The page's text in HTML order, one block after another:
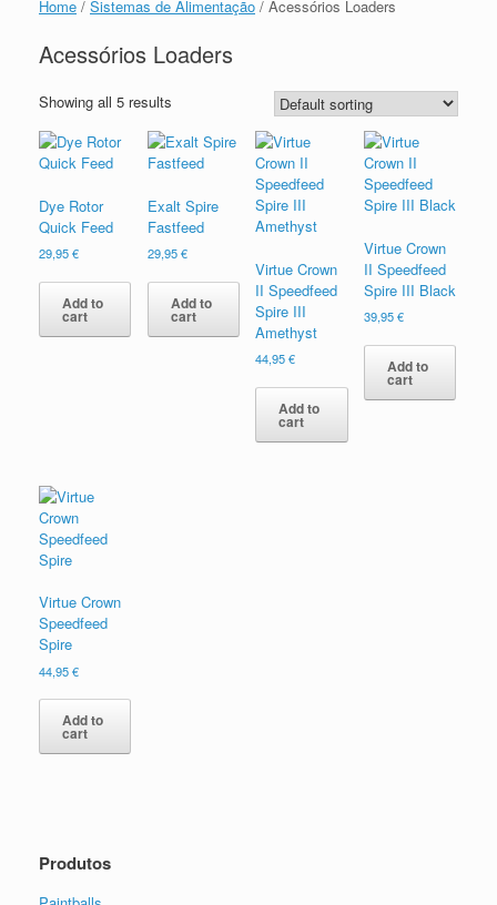
Home / Sistemas de Alimentação / Acessórios Loaders
Acessórios Loaders
Showing all 5 results
Dye Rotor
Quick Feed
29,95€
Add to
cart
Exalt Spire
Fastfeed
29,95€
Add to
cart
Virtue Crown
II Speedfeed
Spire III
Amethyst
44,95€
Add to
cart
Virtue Crown
II Speedfeed
Spire III Black
39,95€
Add to
cart
Virtue Crown
Speedfeed
Spire
44,95€
Add to
cart
Produtos